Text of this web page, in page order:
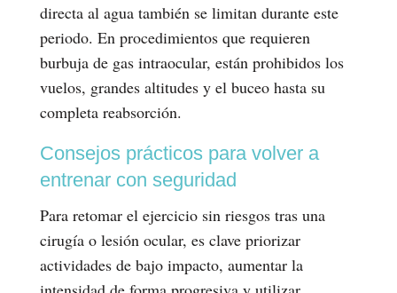
directa al agua también se limitan durante este
periodo. En procedimientos que requieren
burbuja de gas intraocular, están prohibidos los
vuelos, grandes altitudes y el buceo hasta su
completa reabsorción.
Consejos prácticos para volver a
entrenar con seguridad
Para retomar el ejercicio sin riesgos tras una
cirugía o lesión ocular, es clave priorizar
actividades de bajo impacto, aumentar la